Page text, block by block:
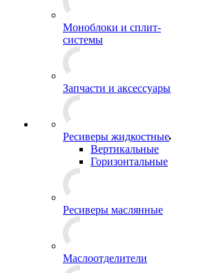
Моноблоки и сплит-
системы
Запчасти и аксессуары
Ресиверы жидкостные
Вертикальные
Горизонтальные
Ресиверы маслянные
Маслоотделители